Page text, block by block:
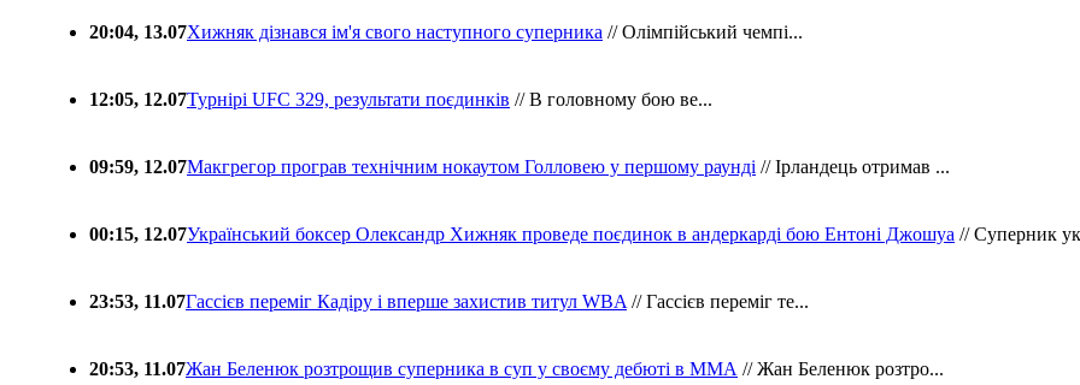
20:04, 13.07Хижняк дізнався ім'я свого наступного суперника // Олімпійський чемпі...
12:05, 12.07Турнірі UFC 329, результати поєдинків // В головному бою ве...
09:59, 12.07Макгрегор програв технічним нокаутом Голловею у першому раунді // Ірландець отримав ...
00:15, 12.07Український боксер Олександр Хижняк проведе поєдинок в андеркарді бою Ентоні Джошуа // Суперник
23:53, 11.07Гассієв переміг Кадіру і вперше захистив титул WBA // Гассієв переміг те...
20:53, 11.07Жан Беленюк розтрощив суперника в суп у своєму дебюті в ММА // Жан Беленюк розтро...